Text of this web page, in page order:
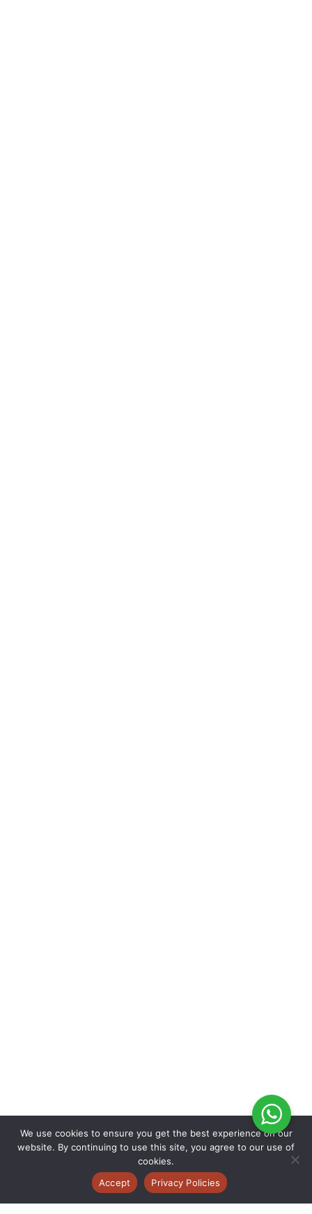
We use cookies to ensure you get the best experience on our
website. By continuing to use this site, you agree to our use of
cookies.
Accept
Privacy Policies